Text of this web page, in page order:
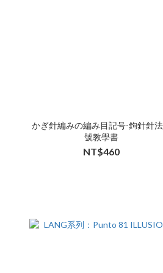
かぎ針編みの編み目記号-鉤針針
號教學書
NT$460